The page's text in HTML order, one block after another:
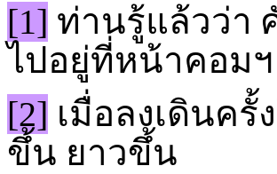
[1] ท่านรู้แล้วว่า
ไปอยู่ที่หน้าค
[2] เมื่อลงเดินค
ขึ้น ยาวขึ้น